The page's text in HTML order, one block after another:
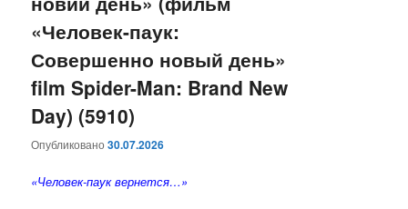
«Человек-паук:
Совершенно новый день»
film Spider-Man: Brand New
Day) (5910)
Опубликовано30.07.2026
«Человек-паук вернется…»